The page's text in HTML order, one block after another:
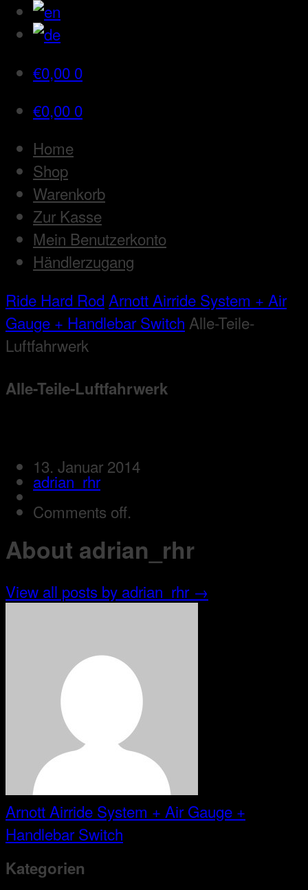
€0,00 0
€0,00 0
Home
Shop
Warenkorb
Zur Kasse
Mein Benutzerkonto
Händlerzugang
Ride Hard Rod Arnott Airride System + Air
Gauge + Handlebar Switch Alle-Teile-
Luftfahrwerk
Alle-Teile-Luftfahrwerk
13. Januar 2014
adrian_rhr
Comments off.
About adrian_rhr
View all posts by adrian_rhr →
Arnott Airride System + Air Gauge +
Handlebar Switch
Kategorien